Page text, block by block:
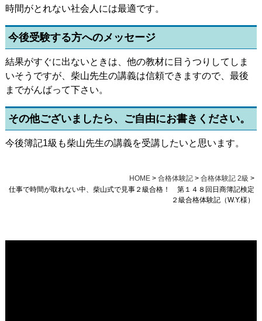
時間がとれない社会人には最適です。
今後受験する方へのメッセージ
結果がすぐに出ないときは、他の教材に目うつりしてしま
いそうですが、柴山先生の講義は信頼できますので、最後
までがんばって下さい。
その他ございましたら、ご自由にお書きください。
今後簿記1級も柴山先生の講義を受講したいと思います。
HOME> 合格体験記> 合格体験記 2級 >
仕事で時間が取れない中、柴山式で見事２級合格！ 第１４８回日商簿記検定
２級合格体験記（W.Y.様）